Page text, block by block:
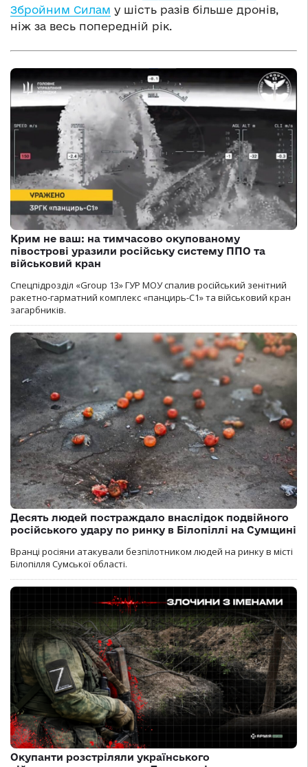
Збройним Силам у шість разів більше дронів,
ніж за весь попередній рік.
Крим не ваш: на тимчасово окупованому
півострові уразили російську систему ППО та
військовий кран
Спецпідрозділ «Group 13» ГУР МОУ спалив російський зенітний
ракетно-гарматний комплекс «панцирь-С1» та військовий кран
загарбників.
Десять людей постраждало внаслідок подвійного
російського удару по ринку в Білопіллі на Сумщині
Вранці росіяни атакували безпілотником людей на ринку в місті
Білопілля Сумської області.
Окупанти розстріляли українського